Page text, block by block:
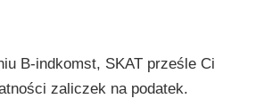
B-indkomst, SKAT prześle Ci
zaliczek na podatek.